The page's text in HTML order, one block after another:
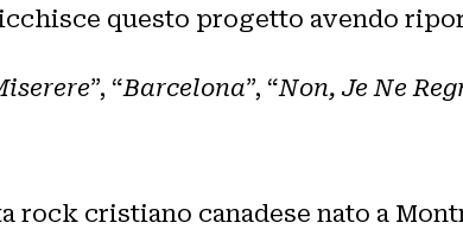
questo progetto avendo
”, “Barcelona”, “Non, Je Ne
rock cristiano canadese nato a